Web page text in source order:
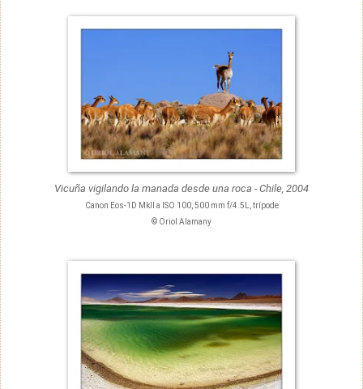
Vicuña vigilando la manada desde una roca - Chile, 2004
Canon Eos-1D MkII a ISO 100, 500 mm f/4.5L, trípode
© Oriol Alamany